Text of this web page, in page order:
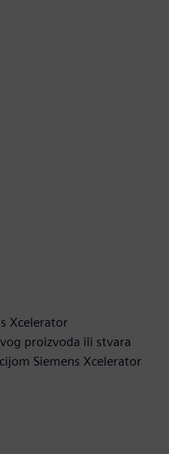
Xcelerator
proizvoda ili stvara
Siemens Xcelerator